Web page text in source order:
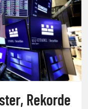
Rekorde